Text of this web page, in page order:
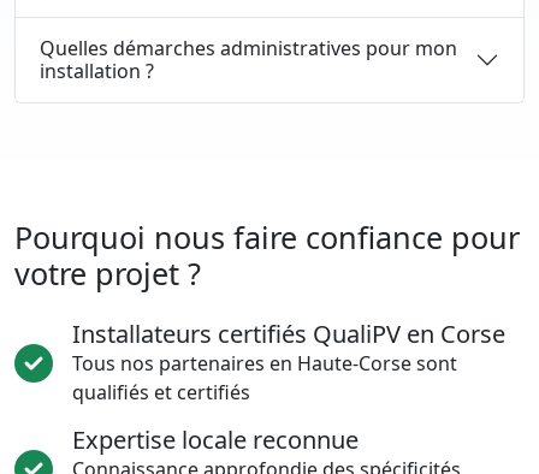
Quelles démarches administratives pour mon
installation ?
Pourquoi nous faire confiance pour
votre projet ?
Installateurs certifiés QualiPV en Corse
Tous nos partenaires en Haute-Corse sont
qualifiés et certifiés
Expertise locale reconnue